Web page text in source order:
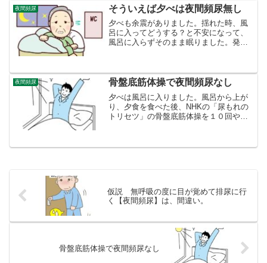
施設で、アダクションやればとまた思い
出しました。お尻の痛みも、あ...
夜間頻尿 そういえば夕べは夜間頻尿無し
夕べも余震がありました。揺れた時、風
呂に入ってどうする？と不安になって、
風呂に入らずそのまま眠りました。発泡
横になりました。不安で眠れないといけ
ないと思って、丹田に...
夜間頻尿 骨盤底筋体操で夜間頻尿なし
夕べは風呂に入りました。風呂から上が
り、夕食を食べた後、NHKの「尿もれの
トリセツ」の骨盤底筋体操を１０回やり
仮説 無呼吸の度に目が覚めて排尿に行
く【夜間頻尿】は、間違い。
骨盤底筋体操で夜間頻尿なし